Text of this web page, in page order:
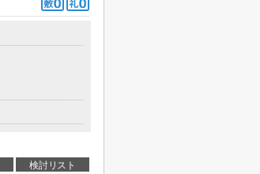
検討リスト